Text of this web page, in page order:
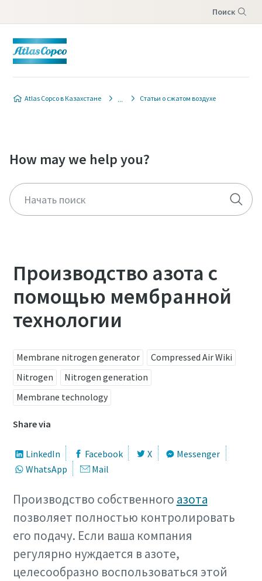
Поиск
Atlas Copco в Казахстане Статьи о сжатом воздухе
How may we help you?
Производство азота с
помощью мембранной
технологии
Membrane nitrogen generator
Compressed Air Wiki
Nitrogen
Nitrogen generation
Membrane technology
Share via
LinkedIn Facebook X
Messenger
WhatsApp
Mail
Производство собственного азота
позволяет полностью контролировать
его подачу. Если ваша компания
регулярно нуждается в азоте,
целесообразно воспользоваться этой